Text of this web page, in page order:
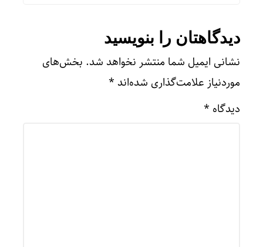
دیدگاهتان را بنویسید
نشانی ایمیل شما منتشر نخواهد شد. بخش‌های
موردنیاز علامت‌گذاری شده‌اند *
دیدگاه *